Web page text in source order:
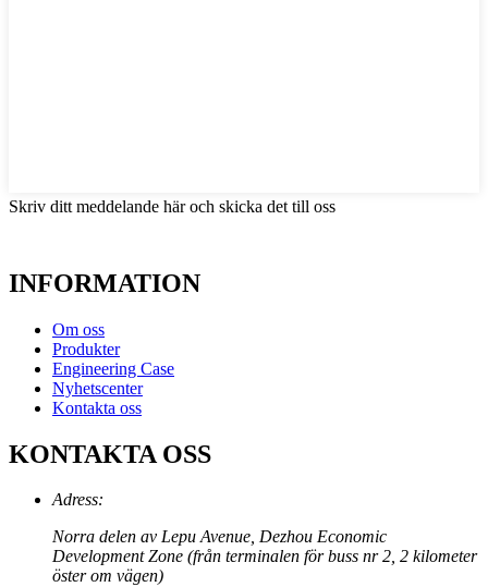
Skriv ditt meddelande här och skicka det till oss
INFORMATION
Om oss
Produkter
Engineering Case
Nyhetscenter
Kontakta oss
KONTAKTA OSS
Adress:
Norra delen av Lepu Avenue, Dezhou Economic
Development Zone (från terminalen för buss nr 2, 2 kilometer
öster om vägen)